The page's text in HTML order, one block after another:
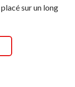
sur un long